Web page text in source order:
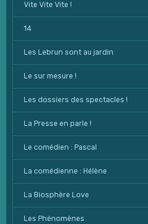
Vite Vite Vite !
14
Les Lebrun sont au jardin
Le sur mesure !
Les dossiers des spectacles !
La Presse en parle !
Le comédien : Pascal
La comédienne : Hélène
La Biosphère Love
Les Phénomènes